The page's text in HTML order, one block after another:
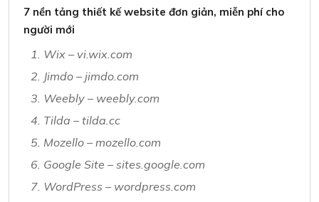
7 nền tảng thiết kế website đơn giản, miễn phí cho
người mới
1. Wix – vi.wix.com
2. Jimdo – jimdo.com
3. Weebly – weebly.com
4. Tilda – tilda.cc
5. Mozello – mozello.com
6. Google Site – sites.google.com
7. WordPress – wordpress.com